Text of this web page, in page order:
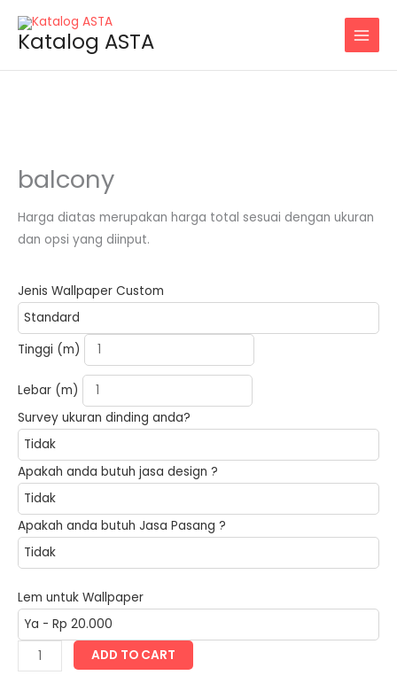
contentKatalog ASTA
balcony
Harga diatas merupakan harga total sesuai dengan ukuran
dan opsi yang diinput.
Jenis Wallpaper Custom
Tinggi (m)
Lebar (m)
Survey ukuran dinding anda?
Apakah anda butuh jasa design ?
Apakah anda butuh Jasa Pasang ?
Lem untuk Wallpaper
balcony
quantity
ADD TO CART